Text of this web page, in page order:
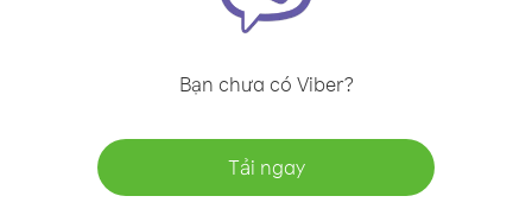
Bạn chưa có Viber?
Tải ngay